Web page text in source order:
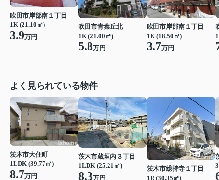
吹田市岸部南１丁目
1K (21.10㎡)
3.9万円
吹田市青葉丘北
1K (21.00㎡)
5.8万円
吹田市岸部南１丁目
1K (18.50㎡)
3.7万円
よく見られている物件
茨木市大住町
1LDK (39.77㎡)
8.7万円
茨木市蔵垣内３丁目
1LDK (25.21㎡)
8.3万円
茨木市総持寺１丁目
1R (30.35㎡)